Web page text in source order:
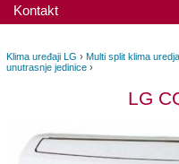
Kontakt
Klima uređaji LG › Multi split klima
unutrasnje jedinice ›
LG